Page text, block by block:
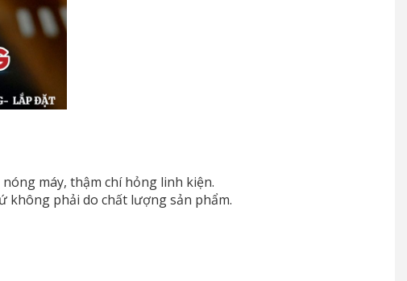
máy, thậm chí hỏng linh kiện.
không phải do chất lượng sản phẩm.